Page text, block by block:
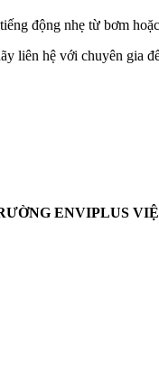
động nhẹ từ bơm
liên hệ với chuyên gia
ENVIPLUS